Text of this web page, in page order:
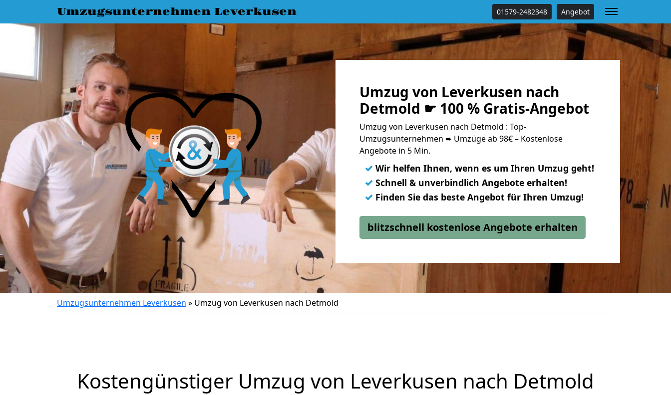
Umzugsunternehmen Leverkusen 01579-2482348 Angebot
Umzug von Leverkusen nach
Detmold ☛ 100 % Gratis-Angebot
Umzug von Leverkusen nach Detmold : Top-
Umzugsunternehmen ➨ Umzüge ab 98€ – Kostenlose
Angebote in 5 Min.
✓ Wir helfen Ihnen, wenn es um Ihren Umzug geht!
✓ Schnell & unverbindlich Angebote erhalten!
✓ Finden Sie das beste Angebot für Ihren Umzug!
blitzschnell kostenlose Angebote erhalten
Umzugsunternehmen Leverkusen » Umzug von Leverkusen nach Detmold
Kostengünstiger Umzug von Leverkusen nach Detmold